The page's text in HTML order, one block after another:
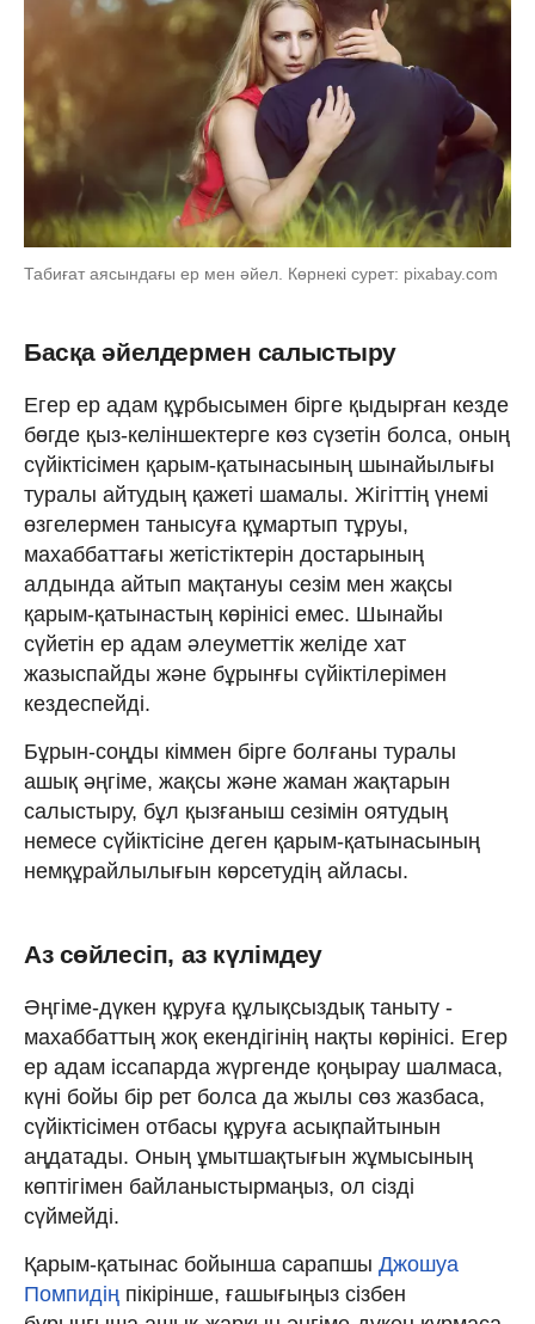
Табиғат аясындағы ер мен әйел. Көрнекі сурет: pixabay.com
Басқа әйелдермен салыстыру
Егер ер адам құрбысымен бірге қыдырған кезде
бөгде қыз-келіншектерге көз сүзетін болса, оның
сүйіктісімен қарым-қатынасының шынайылығы
туралы айтудың қажеті шамалы. Жігіттің үнемі
өзгелермен танысуға құмартып тұруы,
махаббаттағы жетістіктерін достарының
алдында айтып мақтануы сезім мен жақсы
қарым-қатынастың көрінісі емес. Шынайы
сүйетін ер адам әлеуметтік желіде хат
жазыспайды және бұрынғы сүйіктілерімен
кездеспейді.
Бұрын-соңды кіммен бірге болғаны туралы
ашық әңгіме, жақсы және жаман жақтарын
салыстыру, бұл қызғаныш сезімін оятудың
немесе сүйіктісіне деген қарым-қатынасының
немқұрайлылығын көрсетудің айласы.
Аз сөйлесіп, аз күлімдеу
Әңгіме-дүкен құруға құлықсыздық таныту -
махаббаттың жоқ екендігінің нақты көрінісі. Егер
ер адам іссапарда жүргенде қоңырау шалмаса,
күні бойы бір рет болса да жылы сөз жазбаса,
сүйіктісімен отбасы құруға асықпайтынын
аңдатады. Оның ұмытшақтығын жұмысының
көптігімен байланыстырмаңыз, ол сізді
сүймейді.
Қарым-қатынас бойынша сарапшы Джошуа
Помпидің пікірінше, ғашығыңыз сізбен